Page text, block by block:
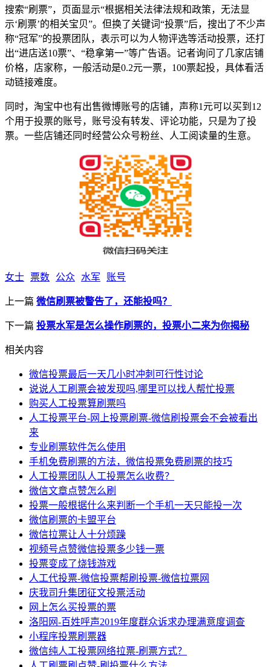
搜索“刷票”，页面显示“根据相关法律法规和政策，无法显
示‘刷票’的相关宝贝”。但换了关键词“投票”后，搜出了不少声
称“冠军”的投票团队，表示可以为人物评选等活动投票，还打
出“进店送10票”、“稳拿第一”等广告语。记者询问了几家店铺
价格，店家称，一般活动是0.2元一票，100票起投，具体看活
动链接难度。
同时，淘宝中也有出售微博账号的店铺，声称1元可以买到12
个用于投票的账号，账号没有转发、评论功能，只是为了投
票。一些店铺还同时经营公众号粉丝、人工阅读量的生意。
女士 票数 公众 水军 账号
上一篇 微信刷票被警告了，还能投吗？
下一篇 投票水军是怎么操作刷票的，投票小二来为你揭秘
相关内容
微信投票最后一天几小时冲刺可行性讨论
说说人工刷票会被发现吗,哪里可以找人帮忙投票
购买人工投票算刷票吗
人工投票平台-网上投票刷票-微信刷投票会不会被看出
来
专业刷票软件怎么使用
手机免费刷票的方法，微信投票免费刷票的技巧
人工投票团队人工投票怎么收费？
微信文章点赞怎么刷
投票一般根据什么来判断一个手机一天只能投一次
微信刷票的卡盟平台
微信拉票让人十分烦躁
视频号点赞微信投票多少钱一票
投票变成了烧钱游戏
人工代投票-微信投票帮刷投票-微信拉票网
庆我司升集团征文投票活动
网上怎么买投票的票
洛阳网-百姓呼声2019年度群众诉求办理满意度调查
小程序投票刷票器
微信纯人工投票网络拉票-刷票方式？